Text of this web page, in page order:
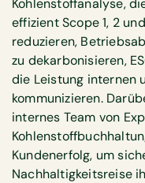
Kohlenstoffanalyse,
effizient Scope 1, 2
reduzieren,
zu dekarbonisieren,
die Leistung internen
kommunizieren.
internes Team von
Kundenerfolg, um
Nachhaltigkeitsreise